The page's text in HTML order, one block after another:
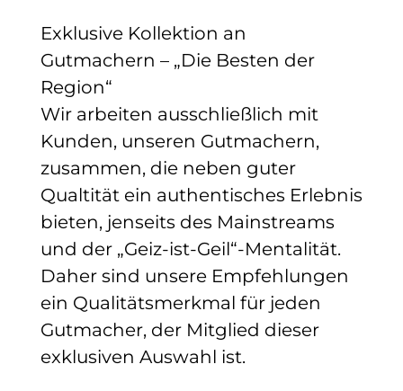
Exklusive Kollektion an
Gutmachern – „Die Besten der
Region“
Wir arbeiten ausschließlich mit
Kunden, unseren Gutmachern,
zusammen, die neben guter
Qualtität ein authentisches Erlebnis
bieten, jenseits des Mainstreams
und der „Geiz-ist-Geil“-Mentalität.
Daher sind unsere Empfehlungen
ein Qualitätsmerkmal für jeden
Gutmacher, der Mitglied dieser
exklusiven Auswahl ist.